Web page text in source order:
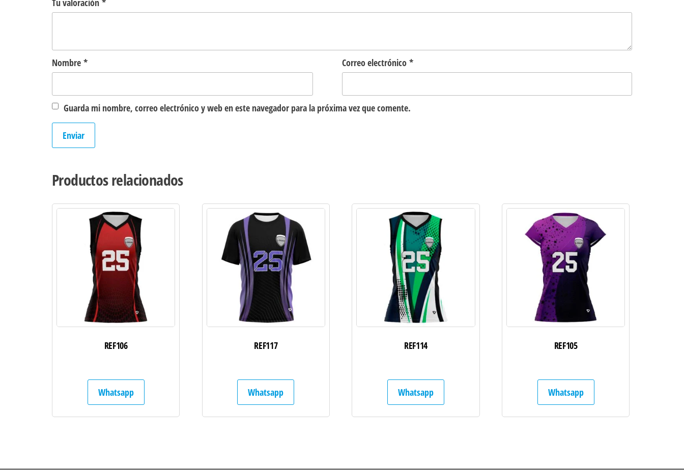
Tu valoración *
Nombre * Correo electrónico *
Guarda mi nombre, correo electrónico y web en este navegador para la próxima vez que comente.
Productos relacionados
REF106
Whatsapp
REF117
Whatsapp
REF114
Whatsapp
REF105
Whatsapp